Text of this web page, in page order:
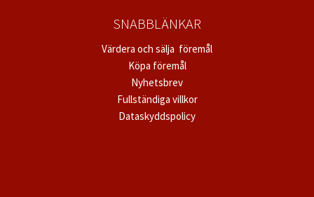
SNABBLÄNKAR
Värdera och sälja föremål
Köpa föremål
Nyhetsbrev
Fullständiga villkor
Dataskyddspolicy